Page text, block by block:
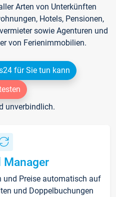
Arten von Unterkünften
Hotels, Pensionen,
sowie Agenturen und
von Ferienimmobilien.
für Sie tun kann
unverbindlich.
Manager
und Preise automatisch auf
und Doppelbuchungen